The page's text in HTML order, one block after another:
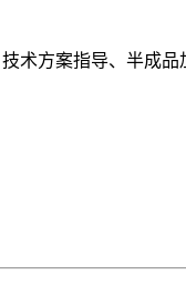
术方案指导、半成品